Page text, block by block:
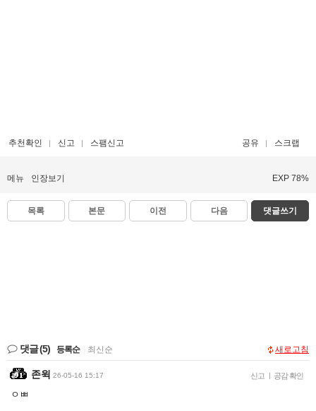
추천확인 신고 스팸신고 공유 스크랩
메뉴 인장보기 EXP 78%
목록 본문 이전 다음 댓글쓰기
댓글(5) 등록순 최신순 새로고침
존윅 26-05-16 15:17 신고 | 공감 확인
ㅇㅃ